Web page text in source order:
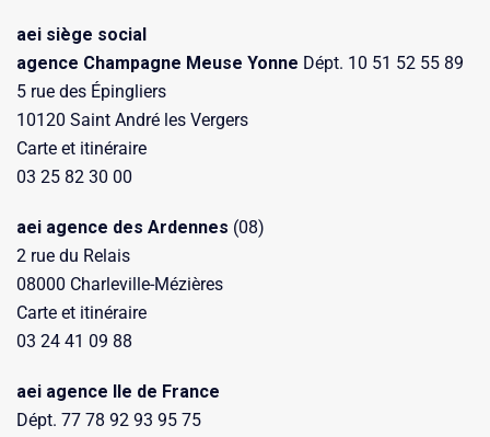
aei siège social
agence Champagne Meuse Yonne Dépt. 10 51 52 55 89
5 rue des Épingliers
10120 Saint André les Vergers
Carte et itinéraire
03 25 82 30 00
aei agence des Ardennes (08)
2 rue du Relais
08000 Charleville-Mézières
Carte et itinéraire
03 24 41 09 88
aei agence Ile de France
Dépt. 77 78 92 93 95 75